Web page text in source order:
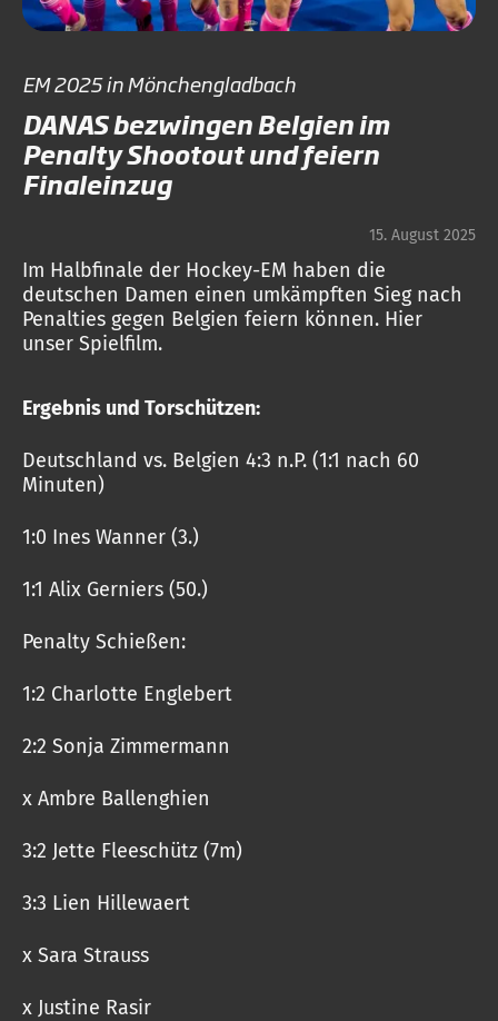
EM 2025 in Mönchengladbach
DANAS bezwingen Belgien im
Penalty Shootout und feiern
Finaleinzug
15. August 2025
Im Halbfinale der Hockey-EM haben die
deutschen Damen einen umkämpften Sieg nach
Penalties gegen Belgien feiern können. Hier
unser Spielfilm.
Ergebnis und Torschützen:
Deutschland vs. Belgien 4:3 n.P. (1:1 nach 60
Minuten)
1:0 Ines Wanner (3.)
1:1 Alix Gerniers (50.)
Penalty Schießen:
1:2 Charlotte Englebert
2:2 Sonja Zimmermann
x Ambre Ballenghien
3:2 Jette Fleeschütz (7m)
3:3 Lien Hillewaert
x Sara Strauss
x Justine Rasir